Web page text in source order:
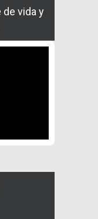
de vida y